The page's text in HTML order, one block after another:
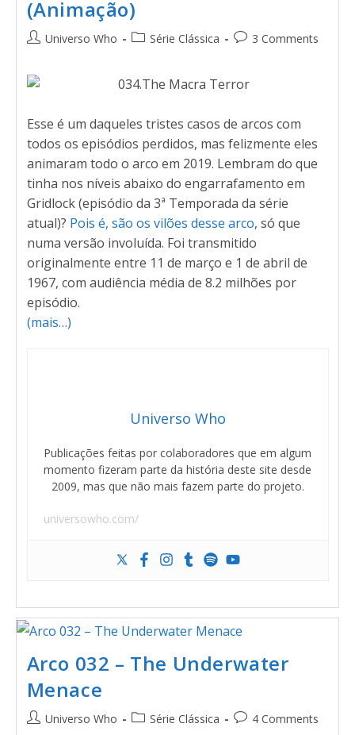
(Animação)
Universo Who Série Clássica 3 Comments
Esse é um daqueles tristes casos de arcos com
todos os episódios perdidos, mas felizmente eles
animaram todo o arco em 2019. Lembram do que
tinha nos níveis abaixo do engarrafamento em
Gridlock (episódio da 3ª Temporada da série
atual)? Pois é, são os vilões desse arco, só que
numa versão involuída. Foi transmitido
originalmente entre 11 de março e 1 de abril de
1967, com audiência média de 8.2 milhões por
episódio.
(mais…)
Universo Who
Publicações feitas por colaboradores que em algum
momento fizeram parte da história deste site desde
2009, mas que não mais fazem parte do projeto.
universowho.com/
Arco 032 – The Underwater
Menace
Universo Who Série Clássica 4 Comments